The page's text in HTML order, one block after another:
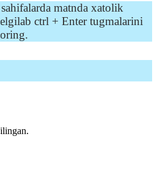
matnda xatolik
ctrl + Enter tugmalarini